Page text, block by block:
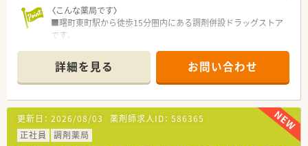
〈こんな薬局です〉
■曙町東町駅から徒歩15分圏内にある調剤併設ドラッグストア
です。
広域処方箋の他、近隣の耳鼻咽喉科クリニックからの処方箋も
応需しています。
■薬剤師1名、事務2名体制です。
〈業務内容〉
■OTC医薬品の販売に関する販売・接客・レジ業務。
■調剤業務、レセコンを用いての処方箋入力などをお願いしま
詳細を見る お問い合わせ
更新日： 2026/08/03 薬剤師求人ID： 586365
正社員
調剤薬局